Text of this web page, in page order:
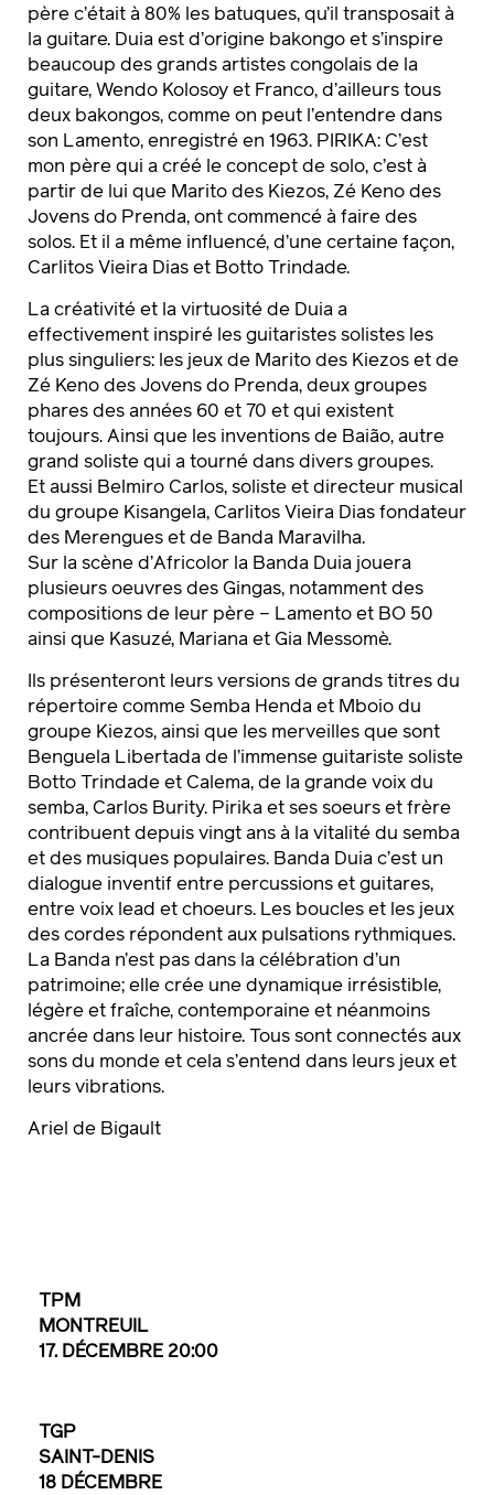
père c’était à 80% les batuques, qu’il transposait à
la guitare. Duia est d’origine bakongo et s’inspire
beaucoup des grands artistes congolais de la
guitare, Wendo Kolosoy et Franco, d’ailleurs tous
deux bakongos, comme on peut l’entendre dans
son Lamento, enregistré en 1963. PIRIKA: C’est
mon père qui a créé le concept de solo, c’est à
partir de lui que Marito des Kiezos, Zé Keno des
Jovens do Prenda, ont commencé à faire des
solos. Et il a même influencé, d’une certaine façon,
Carlitos Vieira Dias et Botto Trindade.
La créativité et la virtuosité de Duia a
effectivement inspiré les guitaristes solistes les
plus singuliers: les jeux de Marito des Kiezos et de
Zé Keno des Jovens do Prenda, deux groupes
phares des années 60 et 70 et qui existent
toujours. Ainsi que les inventions de Baião, autre
grand soliste qui a tourné dans divers groupes.
Et aussi Belmiro Carlos, soliste et directeur musical
du groupe Kisangela, Carlitos Vieira Dias fondateur
des Merengues et de Banda Maravilha.
Sur la scène d’Africolor la Banda Duia jouera
plusieurs oeuvres des Gingas, notamment des
compositions de leur père – Lamento et BO 50
ainsi que Kasuzé, Mariana et Gia Messomè.
Ils présenteront leurs versions de grands titres du
répertoire comme Semba Henda et Mboio du
groupe Kiezos, ainsi que les merveilles que sont
Benguela Libertada de l’immense guitariste soliste
Botto Trindade et Calema, de la grande voix du
semba, Carlos Burity. Pirika et ses soeurs et frère
contribuent depuis vingt ans à la vitalité du semba
et des musiques populaires. Banda Duia c’est un
dialogue inventif entre percussions et guitares,
entre voix lead et choeurs. Les boucles et les jeux
des cordes répondent aux pulsations rythmiques.
La Banda n’est pas dans la célébration d’un
patrimoine; elle crée une dynamique irrésistible,
légère et fraîche, contemporaine et néanmoins
ancrée dans leur histoire. Tous sont connectés aux
sons du monde et cela s’entend dans leurs jeux et
leurs vibrations.
Ariel de Bigault
TPM
MONTREUIL
17. DÉCEMBRE 20:00
TGP
SAINT-DENIS
18 DÉCEMBRE